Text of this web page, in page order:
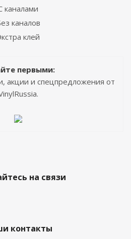
каналами
каналов
клей
первыми:
акции и спецпредложения от
на связи
контакты